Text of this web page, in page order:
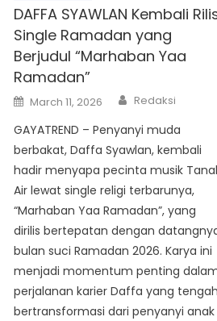
DAFFA SYAWLAN Kembali
Single Ramadan yang
Berjudul “Marhaban Yaa
Ramadan”
Posted
on
March 11, 2026 Author
Redaksi
GAYATREND – Penyanyi muda
berbakat, Daffa Syawlan, kembali
hadir menyapa pecinta musik
Air lewat single religi terbarunya,
“Marhaban Yaa Ramadan”, yang
dirilis bertepatan dengan
bulan suci Ramadan 2026. Karya ini
menjadi momentum penting
perjalanan karier Daffa yang
bertransformasi dari penyanyi anak